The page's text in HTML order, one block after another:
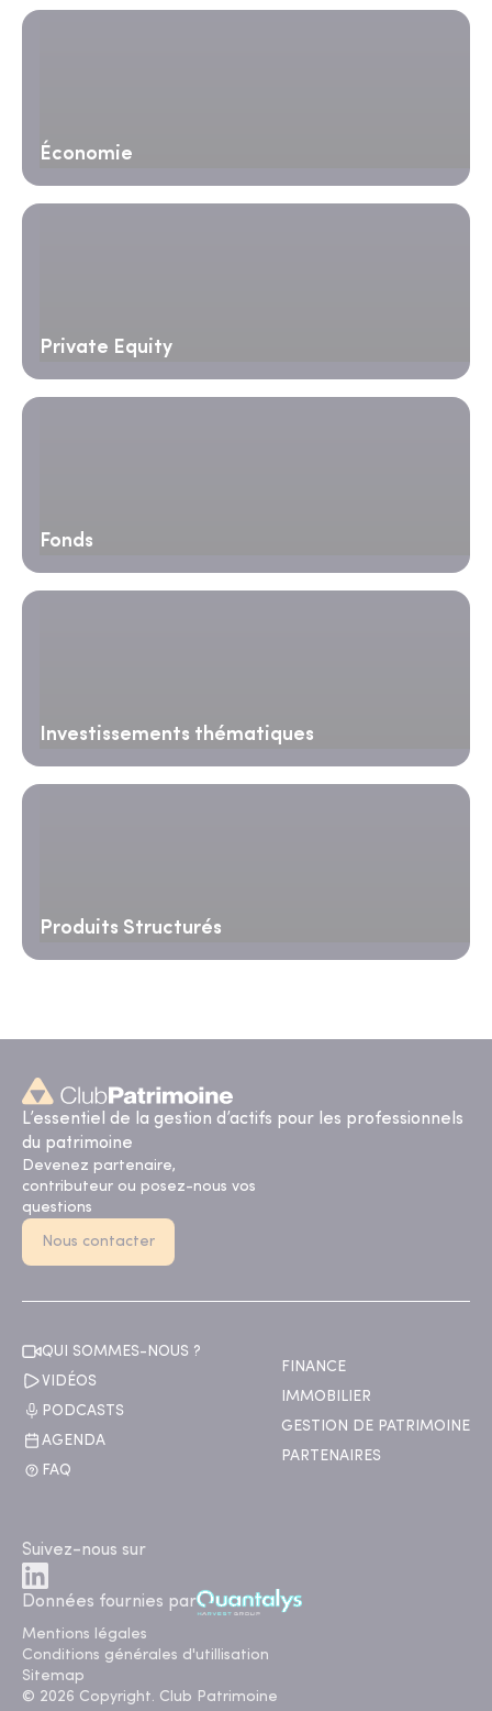
Économie
Private Equity
Fonds
Investissements thématiques
Produits Structurés
L’essentiel de la gestion d’actifs pour les professionnels
du patrimoine
Devenez partenaire,
contributeur ou posez-nous vos
questions
Nous contacter
QUI SOMMES-NOUS ?
VIDÉOS
PODCASTS
AGENDA
FAQ
FINANCE
IMMOBILIER
GESTION DE PATRIMOINE
PARTENAIRES
Suivez-nous sur
Données fournies par
Mentions légales
Conditions générales d'utillisation
Sitemap
© 2026 Copyright. Club Patrimoine